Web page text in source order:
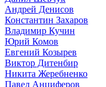
Андрей Денисов
Константин Захаров
Владимир Кучин
Юрий Комов
Евгений Козырев
Виктор Дитенбир
Никита Жеребненко
Павел Анциферов